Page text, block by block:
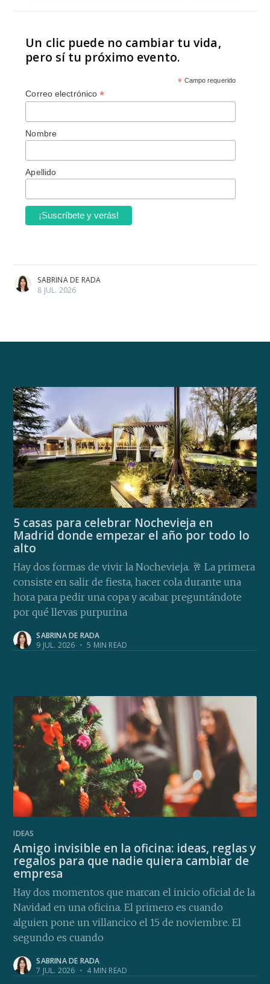
Un clic puede no cambiar tu vida,
pero sí tu próximo evento.
* Campo requerido
Correo electrónico*
Nombre
Apellido
SABRINA DE RADA
8 JUL. 2026
5 casas para celebrar Nochevieja en
Madrid donde empezar el año por todo lo
alto
Hay dos formas de vivir la Nochevieja. 🥂 La primera
consiste en salir de fiesta, hacer cola durante una
hora para pedir una copa y acabar preguntándote
por qué llevas purpurina
SABRINA DE RADA
9 JUL. 2026 • 5 MIN READ
IDEAS
Amigo invisible en la oficina: ideas, reglas y
regalos para que nadie quiera cambiar de
empresa
Hay dos momentos que marcan el inicio oficial de la
Navidad en una oficina. El primero es cuando
alguien pone un villancico el 15 de noviembre. El
segundo es cuando
SABRINA DE RADA
7 JUL. 2026 • 4 MIN READ